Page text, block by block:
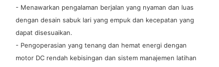
- Menawarkan pengalaman berjalan yang nyaman dan luas
dengan desain sabuk lari yang empuk dan kecepatan yang
dapat disesuaikan.
- Pengoperasian yang tenang dan hemat energi dengan
motor DC rendah kebisingan dan sistem manajemen latihan